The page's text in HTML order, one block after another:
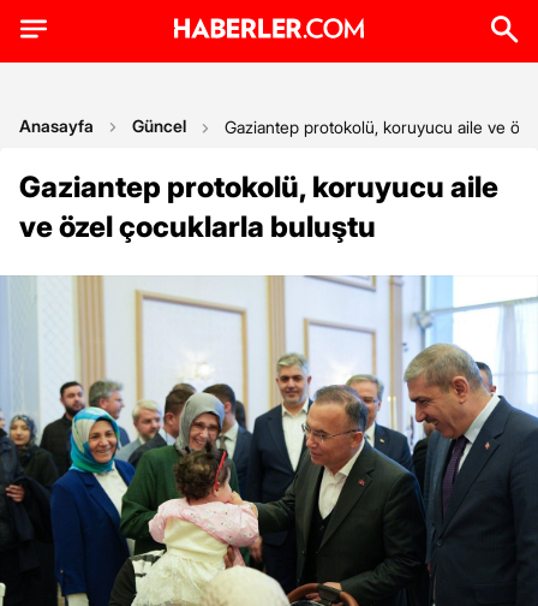
Anasayfa Güncel Gaziantep protokolü, koruyucu aile ve
Gaziantep protokolü, koruyucu aile
ve özel çocuklarla buluştu